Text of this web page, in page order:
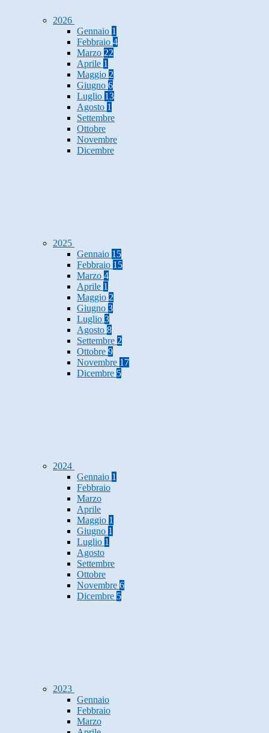
2026
Gennaio 1
Febbraio 4
Marzo 22
Aprile 1
Maggio 2
Giugno 6
Luglio 13
Agosto 1
Settembre
Ottobre
Novembre
Dicembre
2025
Gennaio 15
Febbraio 15
Marzo 4
Aprile 1
Maggio 2
Giugno 3
Luglio 3
Agosto 8
Settembre 2
Ottobre 9
Novembre 17
Dicembre 5
2024
Gennaio 1
Febbraio
Marzo
Aprile
Maggio 1
Giugno 1
Luglio 1
Agosto
Settembre
Ottobre
Novembre 6
Dicembre 5
2023
Gennaio
Febbraio
Marzo